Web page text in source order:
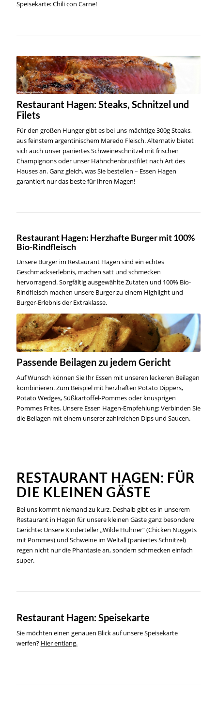
Speisekarte: Chili con Carne!
Restaurant Hagen: Steaks, Schnitzel und
Filets
Für den großen Hunger gibt es bei uns mächtige 300g Steaks,
aus feinstem argentinischem Maredo Fleisch. Alternativ bietet
sich auch unser paniertes Schweineschnitzel mit frischen
Champignons oder unser Hähnchenbrustfilet nach Art des
Hauses an. Ganz gleich, was Sie bestellen – Essen Hagen
garantiert nur das beste für Ihren Magen!
Restaurant Hagen: Herzhafte Burger mit 100%
Bio-Rindfleisch
Unsere Burger im Restaurant Hagen sind ein echtes
Geschmackserlebnis, machen satt und schmecken
hervorragend. Sorgfältig ausgewählte Zutaten und 100% Bio-
Rindfleisch machen unsere Burger zu einem Highlight und
Burger-Erlebnis der Extraklasse.
Passende Beilagen zu jedem Gericht
Auf Wunsch können Sie Ihr Essen mit unseren leckeren Beilagen
kombinieren. Zum Beispiel mit herzhaften Potato Dippers,
Potato Wedges, Süßkartoffel-Pommes oder knusprigen
Pommes Frites. Unsere Essen Hagen-Empfehlung: Verbinden Sie
die Beilagen mit einem unserer zahlreichen Dips und Saucen.
RESTAURANT HAGEN: FÜR
DIE KLEINEN GÄSTE
Bei uns kommt niemand zu kurz. Deshalb gibt es in unserem
Restaurant in Hagen für unsere kleinen Gäste ganz besondere
Gerichte: Unsere Kinderteller „Wilde Hühner“ (Chicken Nuggets
mit Pommes) und Schweine im Weltall (paniertes Schnitzel)
regen nicht nur die Phantasie an, sondern schmecken einfach
super.
Restaurant Hagen: Speisekarte
Sie möchten einen genauen Blick auf unsere Speisekarte
werfen? Hier entlang.